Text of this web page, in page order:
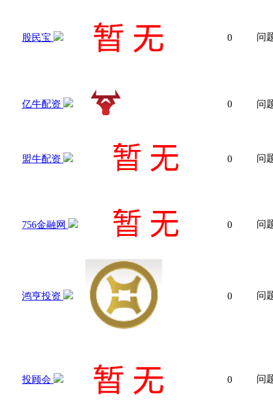
股民宝 0 问
亿牛配资 0 问
盟牛配资 0 问
756金融网 0 问
鸿亨投资 0 问
投顾会 0 问